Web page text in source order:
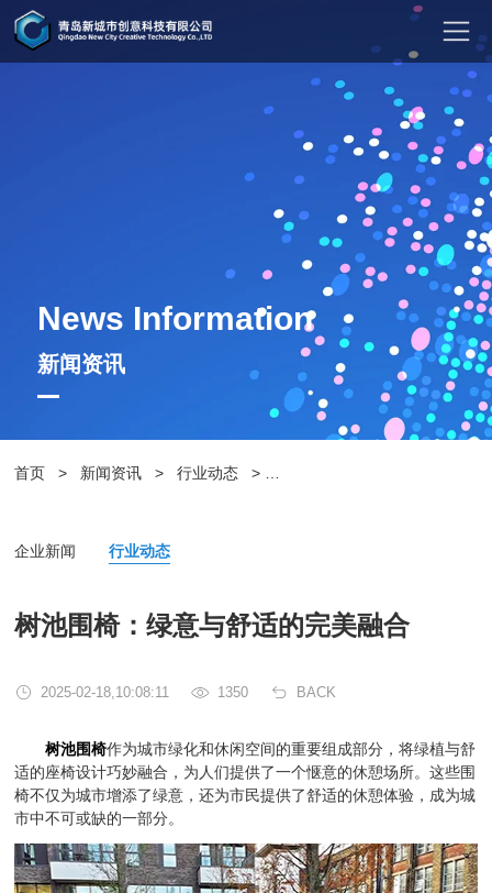
News Information
新闻资讯
首页 > 新闻资讯 > 行业动态 >
企业新闻 行业动态
树池围椅：绿意与舒适的完美融合
2025-02-18,10:08:11 1350 BACK
树池围椅作为城市绿化和休闲空间的重要组成部分，将绿植与舒
适的座椅设计巧妙融合，为人们提供了一个惬意的休憩场所。这些围
椅不仅为城市增添了绿意，还为市民提供了舒适的休憩体验，成为城
市中不可或缺的一部分。